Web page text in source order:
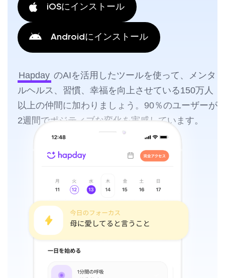
iOSにインストール
Androidにインストール
Hapday のAIを活用したツールを使って、メンタ
ルヘルス、習慣、幸福を向上させている150万人
以上の仲間に加わりましょう。90％のユーザーが
2週間でポジティブな変化を実感しています。